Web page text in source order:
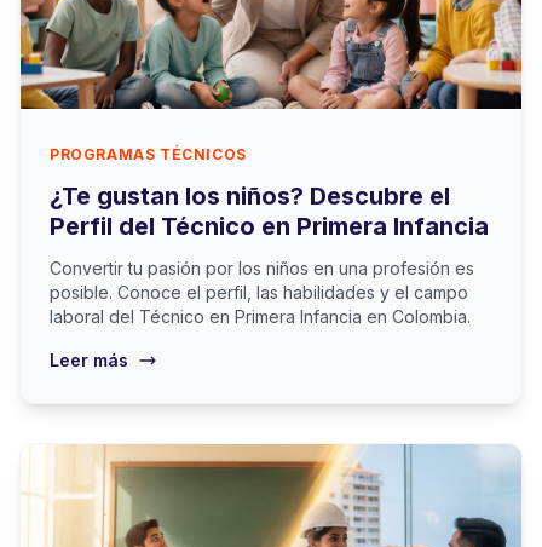
PROGRAMAS TÉCNICOS
¿Te gustan los niños? Descubre el
Perfil del Técnico en Primera Infancia
Convertir tu pasión por los niños en una profesión es
posible. Conoce el perfil, las habilidades y el campo
laboral del Técnico en Primera Infancia en Colombia.
Leer más